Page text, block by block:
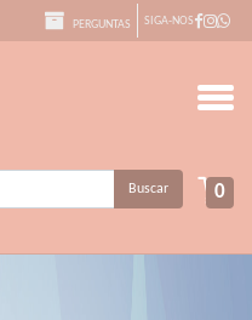
PERGUNTAS SIGA-NOS
Buscar 0